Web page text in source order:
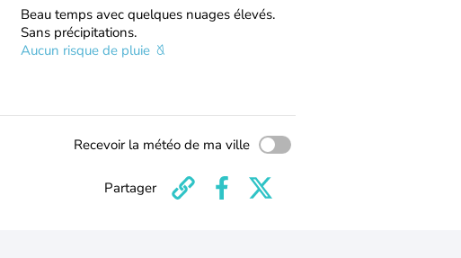
Beau temps avec quelques nuages élevés.
Sans précipitations.
Aucun risque de pluie
Recevoir la météo de ma ville
Partager